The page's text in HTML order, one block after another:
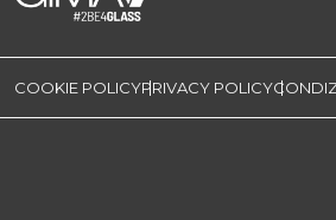
COOKIE POLICYPRIVACY POLICY